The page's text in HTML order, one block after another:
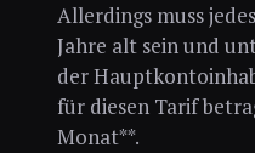
Allerdings muss
Jahre alt sein und
der
für diesen Tarif
Monat**.